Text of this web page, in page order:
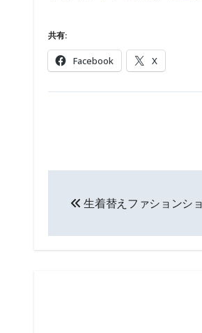
共有:
Facebook X
ナ
生着替えファションシ